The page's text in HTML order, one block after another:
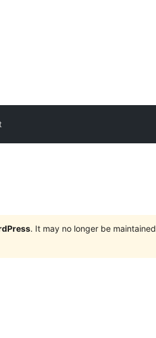
. It may no longer be